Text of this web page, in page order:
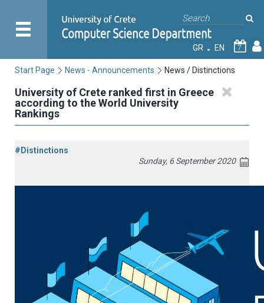
GR EN 7
Start Page News - Announcements News / Distinctions
University of Crete ranked first in Greece
according to the World University
Rankings
#Distinctions
Sunday, 6 September 2020